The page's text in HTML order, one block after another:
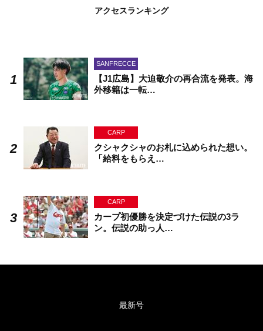
アクセスランキング
SANFRECCE
【J1広島】大迫敬介の再合流を発表。海
外移籍は一転…
CARP
クシャクシャのお札に込められた想い。
「給料をもらえ…
CARP
カープ初優勝を決定づけた伝説の3ラ
ン。伝説の助っ人…
最新号